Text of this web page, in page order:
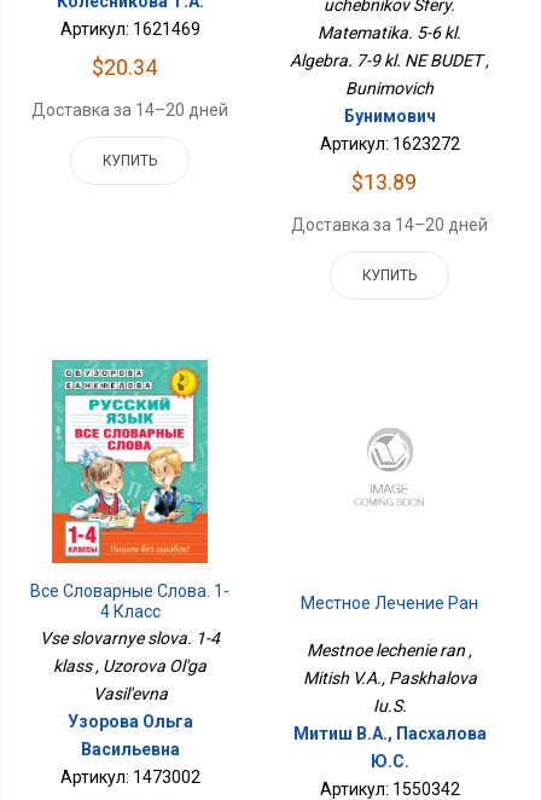
Артикул: 1621469
$20.34
Доставка за 14–20 дней
КУПИТЬ
uchebnikov Sfery.
Matematika. 5-6 kl.
Algebra. 7-9 kl. NE BUDET ,
Bunimovich
Бунимович
Артикул: 1623272
$13.89
Доставка за 14–20 дней
КУПИТЬ
Все Словарные Слова. 1-
4 Класс
Vse slovarnye slova. 1-4
klass , Uzorova Ol'ga
Vasil'evna
Узорова Ольга
Васильевна
Артикул: 1473002
Местное Лечение Ран
Mestnoe lechenie ran ,
Mitish V.A., Paskhalova
Iu.S.
Митиш В.А., Пасхалова
Ю.С.
Артикул: 1550342